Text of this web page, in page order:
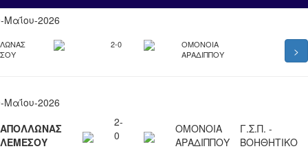
Μαΐου-2026
2-0
ΟΜΟΝΟΙΑ
ΑΡΑΔΙΠΠΟΥ
>
Μαΐου-2026
ΑΠΟΛΛΩΝΑΣ
ΛΕΜΕΣΟΥ
2-
0
ΟΜΟΝΟΙΑ
ΑΡΑΔΙΠΠΟΥ
Γ.Σ.Π. -
ΒΟΗΘΗΤΙΚΟ